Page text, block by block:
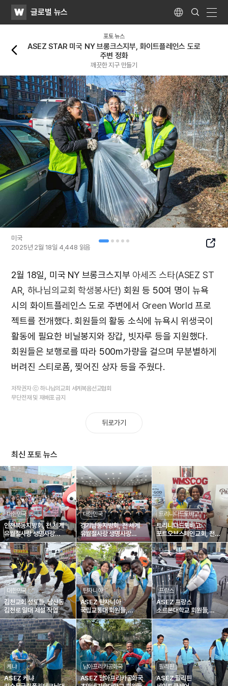
WATV글로벌 뉴스 Language
Search
Submit
포토 뉴스
ASEZ STAR 미국 NY 브롱크스지부, 화이트플레인스 도로
주변 정화
깨끗한 지구 만들기
미국
2025년 2월 18일 4,448 읽음
SNS
2월 18일, 미국 NY 브롱크스지부 아세즈 스타(ASEZ ST
AR, 하나님의교회 학생봉사단) 회원 등 50여 명이 뉴욕
시의 화이트플레인스 도로 주변에서 Green World 프로
젝트를 전개했다. 회원들의 활동 소식에 뉴욕시 위생국이
활동에 필요한 비닐봉지와 장갑, 빗자루 등을 지원했다.
회원들은 보행로를 따라 500m가량을 걸으며 무분별하게
버려진 스티로폼, 찢어진 상자 등을 주웠다.
저작권자 ⓒ 하나님의교회 세계복음선교협회
무단전재 및 재배포 금지
뒤로가기
최신 포토 뉴스
대한민국
인천북동지방회, 전 세계
유월절사랑 생명사랑
제1895차 헌혈릴레이
대한민국
경기남동지방회, 전 세계
유월절사랑 생명사랑
제1836차 헌혈릴레이
트리니다드토바고
트리니다드토바고
포트오브스페인교회, 전
세계 유월절사랑 생명사랑
제1804차 헌혈릴레이
대한민국
김천교회 성도들, 남산동
김천로 일대 제설 작업
탄자니아
ASEZ 탄자니아
국립교통대 회원들,
거리정화로 깨끗한
지역환경 조성에 일조
프랑스
ASEZ 프랑스
소르본대학교 회원들,
생미셸 대로 정화
케냐
ASEZ 케냐
남아프리카공화국
ASEZ 남아프리카공화국
필리핀
ASEZ 필리핀